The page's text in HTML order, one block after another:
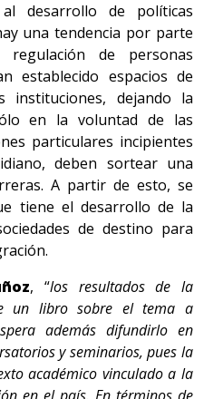
desarrollo de políticas
una tendencia por parte
de personas
establecido espacios de
instituciones, dejando la
en la voluntad de las
particulares incipientes
deben sortear una
A partir de esto, se
tiene el desarrollo de la
de destino para
, “los resultados de la
un libro sobre el tema a
además difundirlo en
y seminarios, pues la
académico vinculado a la